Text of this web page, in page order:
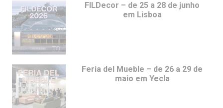
FILDecor – de 25 a 28 de junho
em Lisboa
Feria del Mueble – de 26 a 29 de
maio em Yecla